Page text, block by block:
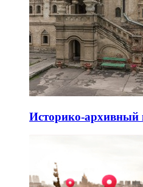
Историко-архивный